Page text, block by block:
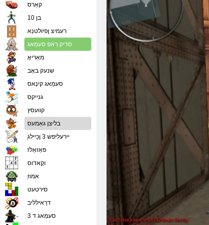
קאַרס
בן 10
רעמיצ ןפיולטנַא
סדיק רַאֿפ סעמַאג
מאַריאָ
שנעק באָב
סעמַאג קינָאס
גנייקס
קוועסץ
בליצן גאַמעס
ַיירעליּפש 3 ןכַיילג
פּאַזאַלז
וקָאדוס
ַאמוז
סירטעט
דרַאילליב
סעמַאג ד 3